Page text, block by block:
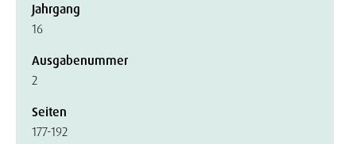
Jahrgang
16
Ausgabenummer
2
Seiten
177-192